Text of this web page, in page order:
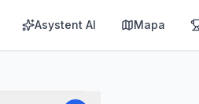
Asystent AI Mapa